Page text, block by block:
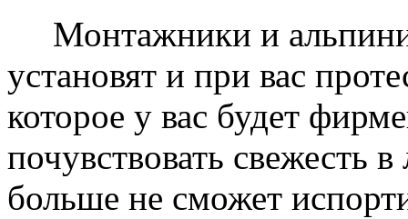
Монтажники и
установят и при вас
которое у вас будет
почувствовать свежесть
больше не сможет